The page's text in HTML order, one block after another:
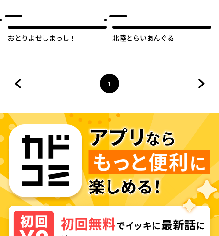
おとりよせしまっし！ 北陸とらいあんぐる
ページ
1
へ